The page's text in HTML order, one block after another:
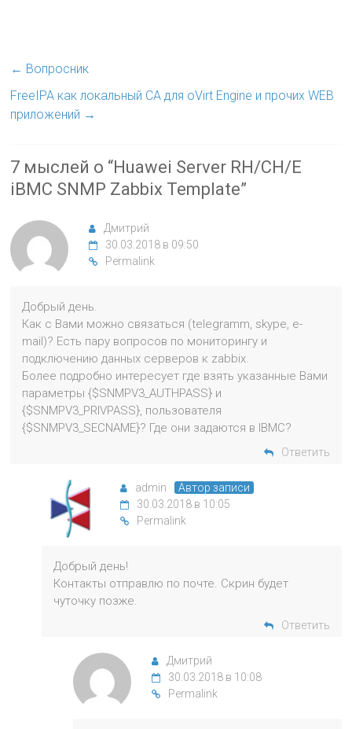
← Вопросник
FreeIPA как локальный CA для oVirt Engine и прочих WEB
приложений →
7 мыслей о “Huawei Server RH/CH/E
iBMC SNMP Zabbix Template”
Дмитрий
30.03.2018 в 09:50
Permalink
Добрый день.
Как с Вами можно связаться (telegramm, skype, e-
mail)? Есть пару вопросов по мониторингу и
подключению данных серверов к zabbix.
Более подробно интересует где взять указанные Вами
параметры {$SNMPV3_AUTHPASS} и
{$SNMPV3_PRIVPASS}, пользователя
{$SNMPV3_SECNAME}? Где они задаются в IBMC?
Ответить
admin
Автор записи
30.03.2018 в 10:05
Permalink
Добрый день!
Контакты отправлю по почте. Скрин будет
чуточку позже.
Ответить
Дмитрий
30.03.2018 в 10:08
Permalink